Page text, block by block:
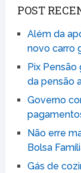
POST
Além da
novo carro
Pix
da pensão
Governo
Não erre
Bolsa
Gás de